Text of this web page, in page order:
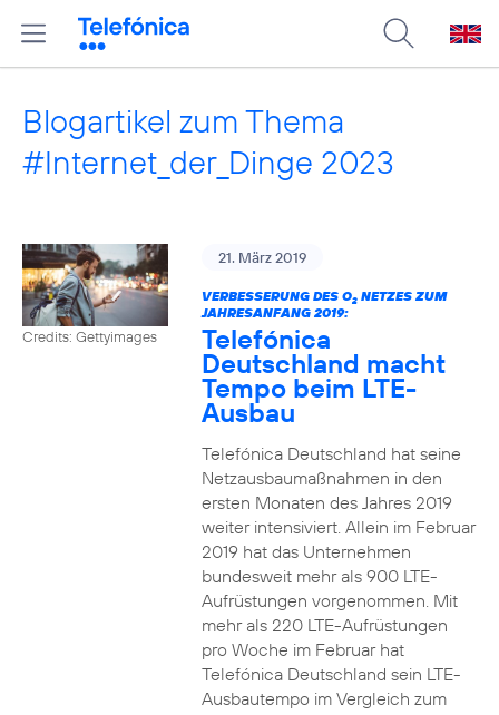
Blogartikel zum Thema
#Internet_der_Dinge 2023
Credits: Gettyimages
21. März 2019
VERBESSERUNG DES O2NETZES ZUM
JAHRESANFANG 2019:
Telefónica
Deutschland macht
Tempo beim LTE-
Ausbau
Telefónica Deutschland hat seine
Netzausbaumaßnahmen in den
ersten Monaten des Jahres 2019
weiter intensiviert. Allein im Februar
2019 hat das Unternehmen
bundesweit mehr als 900 LTE-
Aufrüstungen vorgenommen. Mit
mehr als 220 LTE-Aufrüstungen
pro Woche im Februar hat
Telefónica Deutschland sein LTE-
Ausbautempo im Vergleich zum